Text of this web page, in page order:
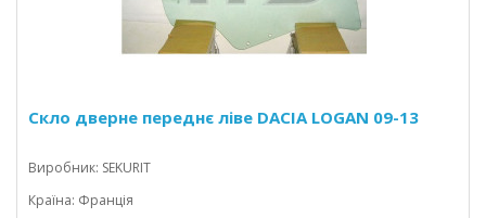
Скло дверне переднє ліве DACIA LOGAN 09-13
Виробник: SEKURIT
Країна: Франція